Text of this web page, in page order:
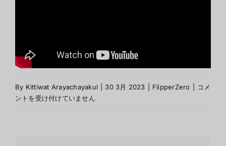
By Kittiwat Arayachayakul 30 3月 2023 FlipperZero
เครื่อง
コメ
ントを受け付けていません